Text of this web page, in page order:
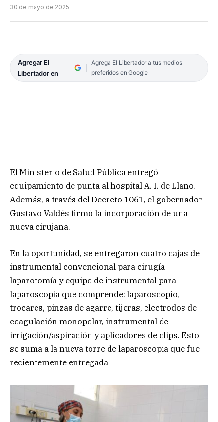
30 de mayo de 2025
Agregar El
Libertador en
Agrega El Libertador a tus medios
preferidos en Google
El Ministerio de Salud Pública entregó
equipamiento de punta al hospital A. I. de Llano.
Además, a través del Decreto 1061, el gobernador
Gustavo Valdés firmó la incorporación de una
nueva cirujana.
En la oportunidad, se entregaron cuatro cajas de
instrumental convencional para cirugía
laparotomía y equipo de instrumental para
laparoscopia que comprende: laparoscopio,
trocares, pinzas de agarre, tijeras, electrodos de
coagulación monopolar, instrumental de
irrigación/aspiración y aplicadores de clips. Esto
se suma a la nueva torre de laparoscopia que fue
recientemente entregada.